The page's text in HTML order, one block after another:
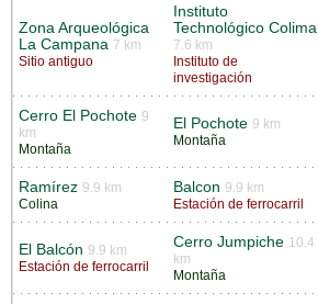
Zona Arqueológica
La Campana 7 km
Sitio antiguo
Instituto
Technológico Colima
7.6 km
Instituto de
investigación
Cerro El Pochote 9
km
Montaña
El Pochote 9 km
Montaña
Ramírez 9.9 km
Colina
Balcon 9.9 km
Estación de ferrocarril
El Balcón 9.9 km
Estación de ferrocarril
Cerro Jumpiche 10.4
km
Montaña